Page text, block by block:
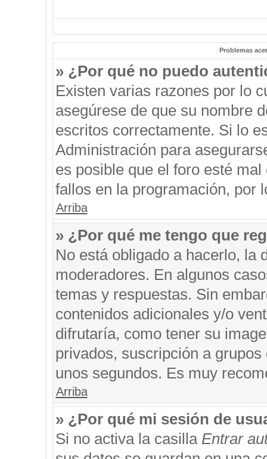
Problemas
» ¿Por qué no puedo
Existen varias razones por lo
asegúrese de que su nombre
escritos correctamente. Si lo
Administración para
es posible que el foro esté
fallos en la programación, por
Arriba
» ¿Por qué me tengo que
No está obligado a hacerlo, la
moderadores. En algunos
temas y respuestas. Sin
contenidos adicionales y/o
difrutaría, como tener su
privados, suscripción a
unos segundos. Es muy
Arriba
» ¿Por qué mi sesión de
Si no activa la casilla Entrar